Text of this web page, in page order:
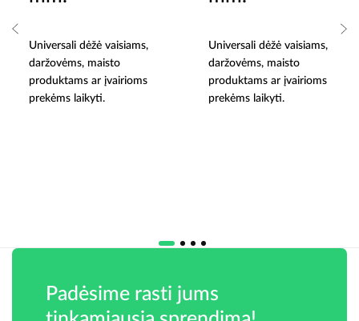
Universali dėžė vaisiams,
daržovėms, maisto
produktams ar įvairioms
prekėms laikyti.
Universali dėžė vaisiams,
daržovėms, maisto
produktams ar įvairioms
prekėms laikyti.
Padėsime rasti jums